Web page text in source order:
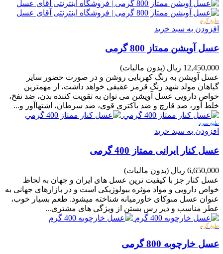
طبع گرم
افزودن به سبد خرید
عسل آویشن ممتاز 800 گرمی
12,450,000 ریال
(بدون مالیات)
عسل آویشن به رنگ کهربایی روشن و در صورت حضور سایر
گیاهان مولد شهد رنگ قرمز عقیقی خواهد داشت، از مهمترین
خواص دارویی عسل آویشن می توان به تقویت کننده بدن، ضد نفخ،
خلط آور، ضد قارچ و ضد باکتری قوی، ضد سرطان، اشتهاآور و...
طبع سرد
افزودن به سبد خرید
عسل کنار ایرانی ممتاز 400 گرمی
6,650,000 ریال
(بدون مالیات)
عسل کنار جز با کیفیت ترین عسل های ایران و جهان به لحاظ
خواص دارویی و مواد موثره بیولوژیکی است و در بازارهای جهانی به
عنوان عسل منوکای خاورمیانه شناخته میشود. طعم بسیار خوب،
عطر مناسب و دیر رس بستن از ویژگی های مشتری...
طبع گرم
عسل خارچوبه 800 گرمی